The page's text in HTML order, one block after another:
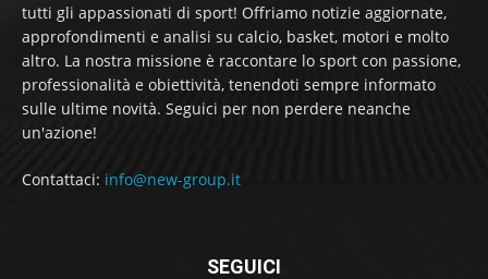
tutti gli appassionati di sport! Offriamo notizie aggiornate,
approfondimenti e analisi su calcio, basket, motori e molto
altro. La nostra missione è raccontare lo sport con passione,
professionalità e obiettività, tenendoti sempre informato
sulle ultime novità. Seguici per non perdere neanche
un'azione!
Contattaci: info@new-group.it
SEGUICI